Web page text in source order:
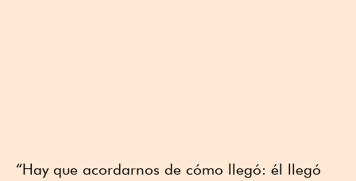
“Hay que acordarnos de cómo llegó: él llegó